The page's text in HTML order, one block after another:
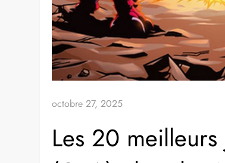
octobre 27, 2025
Les 20